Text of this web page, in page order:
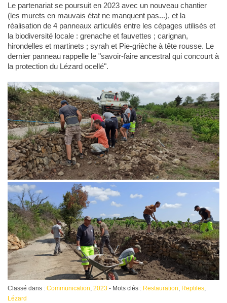
Le partenariat se poursuit en 2023 avec un nouveau chantier
(les murets en mauvais état ne manquent pas...), et la
réalisation de 4 panneaux articulés entre les cépages utilisés et
la biodiversité locale : grenache et fauvettes ; carignan,
hirondelles et martinets ; syrah et Pie-grièche à tête rousse. Le
dernier panneau rappelle le "savoir-faire ancestral qui concourt à
la protection du Lézard ocellé".
Classé dans : Communication, 2023- Mots clés : Restauration, Reptiles,
Lézard